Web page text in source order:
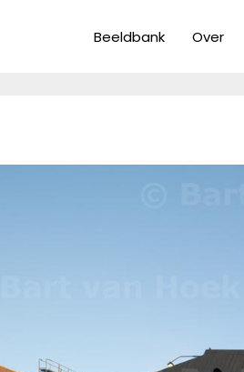
Beeldbank Over